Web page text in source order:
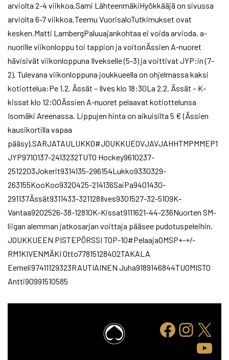
arviolta 2-4 viikkoa.Sami LähteenmäkiHyökkääjä on sivussa
arviolta 6-7 viikkoa.Teemu VuorisaloTutkimukset ovat
kesken.Matti LambergPaluuajankohtaa ei voida arvioda. a-
nuorille viikonloppu toi tappion ja voitonÄssien A-nuoret
hävisivät viikonloppuna Ilvekselle (5-3) ja voittivat JYP:in (7-
2). Tulevana viikonloppuna joukkueella on ohjelmassa kaksi
kotiottelua:Pe 1.2. Ässät – Ilves klo 18:30La 2.2. Ässät – K-
kissat klo 12:00Ässien A-nuoret pelaavat kotiottelunsa
Isomäki Areenassa. Lippujen hinta on aikuisilta 5 € (Ässien
kausikortilla vapaa
pääsy).SARJATAULUKKO#JOUKKUEOVJAVJAHHTMPMMEP1
JYP9710137-2413232TUTO Hockey9610237-
2512203Jokerit9314135-296154Lukko9330329-
263155KooKoo9320425-214136SaiPa9401430-
291137Ässät9311433-321128Ilves9301527-32-5109K-
Vantaa9202526-38-12810K-Kissat9111621-44-236Nuorten SM-
liigan alemman jatkosarjan voittaja pääsee pudotuspeleihin.
JOUKKUEEN PISTEPÖRSSI TOP-10#PelaajaOMSP+-+/-
RM1KIVENMÄKI Otto77815128402TAKALA
Eemeli97411129323RAUTIAINEN Juha9189146844TUOMISTO
Antti90991510585